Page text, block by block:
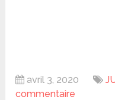
avril 3, 2020
commentaire